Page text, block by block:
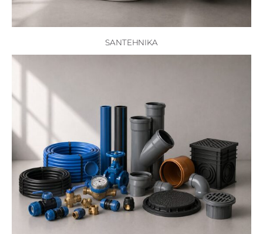
SANTEHNIKA